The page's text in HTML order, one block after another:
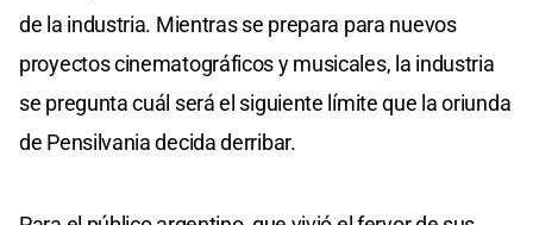
de la industria. Mientras se prepara para nuevos
proyectos cinematográficos y musicales, la industria
se pregunta cuál será el siguiente límite que la oriunda
de Pensilvania decida derribar.